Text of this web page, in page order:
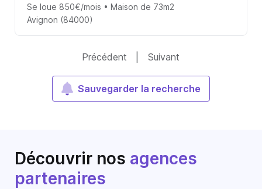
Se loue 850€/mois • Maison de 73m2
Avignon (84000)
Précédent Suivant
Sauvegarder la recherche
Découvrir nos agences
partenaires